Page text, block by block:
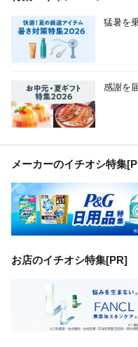
猛暑を
感謝を
メーカーのイチオシ特集
お店のイチオシ特集[PR]